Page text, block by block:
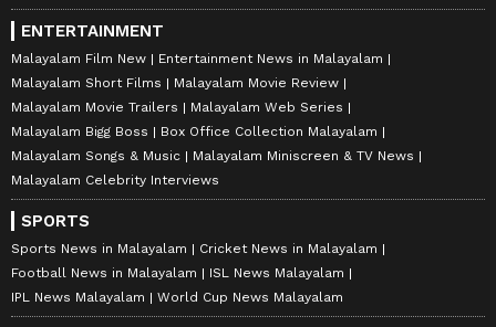
ENTERTAINMENT
Malayalam Film New
Entertainment News in Malayalam
Malayalam Short Films
Malayalam Movie Review
Malayalam Movie Trailers
Malayalam Web Series
Malayalam Bigg Boss
Box Office Collection Malayalam
Malayalam Songs & Music
Malayalam Miniscreen & TV News
Malayalam Celebrity Interviews
SPORTS
Sports News in Malayalam
Cricket News in Malayalam
Football News in Malayalam
ISL News Malayalam
IPL News Malayalam
World Cup News Malayalam